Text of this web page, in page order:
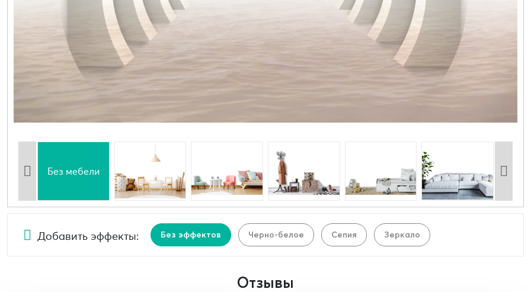
Без мебели
Добавить эффекты: Без эффектов Черно-белое Сепия Зеркало
Отзывы